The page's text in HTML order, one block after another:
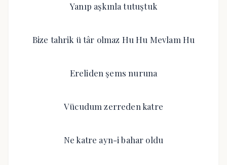
Yanıp aşkınla tutuştuk
Bize tahrik ü târ olmaz Hu Hu Mevlam Hu
Ereliden şems nuruna
Vücudum zerreden katre
Ne katre ayn-i bahar oldu